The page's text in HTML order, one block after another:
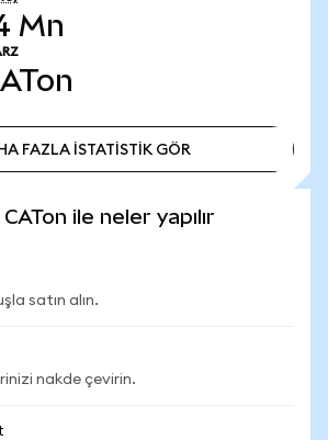
Mn
FAZLA İSTATİSTİK GÖR
ile neler yapılır
satın alın.
nakde çevirin.